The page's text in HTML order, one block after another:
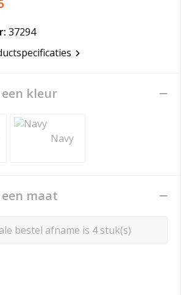
en Veiligheidshesjes
37294
een kleur
Navy
een maat
bestel afname is 4 stuk(s)